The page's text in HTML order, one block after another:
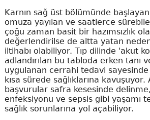
Karnın sağ üst bölümünde
omuza yayılan ve saatlerce
çoğu zaman basit bir hazımsızlık
değerlendirilse de altta yatan
iltihabı olabiliyor. Tıp dilinde 'akut
adlandırılan bu tabloda erken tanı
uygulanan cerrahi tedavi
kısa sürede sağlıklarına
başvurular safra kesesinde delinme,
enfeksiyonu ve sepsis gibi yaşamı
sağlık sorunlarına yol açabiliyor.